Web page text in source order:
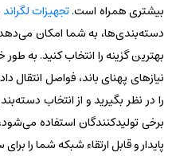
بیشتری همراه است.تجهیزات لگراند
دسته‌بندی‌ها، به شما امکان می‌دهد
بهترین گزینه را انتخاب کنید. به
نیازهای پهنای باند، فواصل انتقال
را در نظر بگیرید و از انتخاب
برخی تولیدکنندگان استفاده
پایدار و قابل ارتقاء شبکه شما را